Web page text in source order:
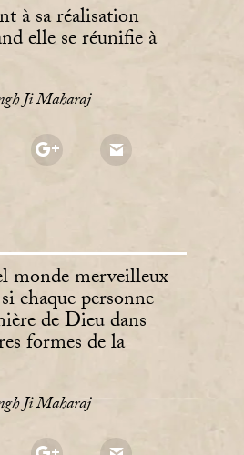
à sa réalisation
elle se réunifie à
Ji Maharaj
monde merveilleux
chaque personne
de Dieu dans
formes de la
Ji Maharaj